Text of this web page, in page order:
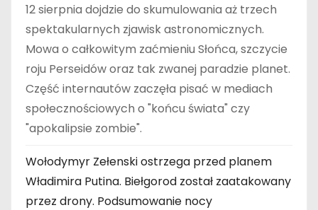
12 sierpnia dojdzie do skumulowania aż trzech
spektakularnych zjawisk astronomicznych.
Mowa o całkowitym zaćmieniu Słońca, szczycie
roju Perseidów oraz tak zwanej paradzie planet.
Część internautów zaczęła pisać w mediach
społecznościowych o "końcu świata" czy
"apokalipsie zombie".
Wołodymyr Zełenski ostrzega przed planem
Władimira Putina. Biełgorod został zaatakowany
przez drony. Podsumowanie nocy